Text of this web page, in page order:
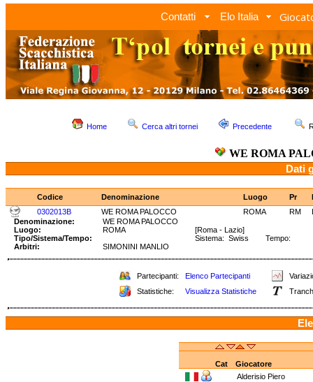
Contatti Elo Italia
Home Cerca altri tornei Precedente
WE ROMA
Dati
Codice Denominazione Luogo Pr
0302013B
WE ROMA PALOCCO ROMA RM
Denominazione:
WE ROMA PALOCCO
Luogo:
ROMA
[Roma - Lazio]
Tipo/Sistema/Tempo:
Sistema: Swiss Tempo:
Arbitri:
SIMONINI MANLIO
Partecipanti: Elenco Partecipanti
Statistiche:
Visualizza Statistiche
Cat
Giocatore
Alderisio Piero